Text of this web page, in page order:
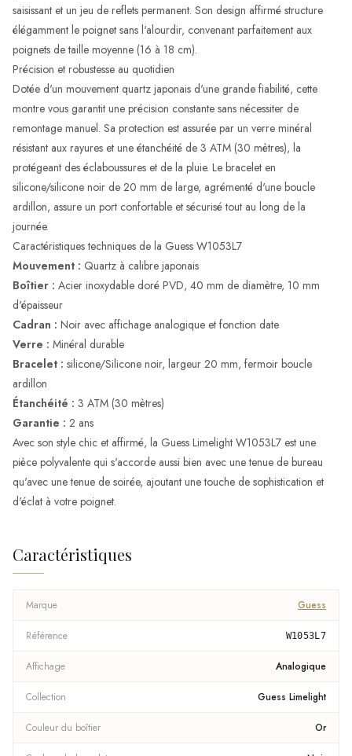
saisissant et un jeu de reflets permanent. Son design affirmé structure
élégamment le poignet sans l'alourdir, convenant parfaitement aux
poignets de taille moyenne (16 à 18 cm).
Précision et robustesse au quotidien
Dotée d'un mouvement quartz japonais d'une grande fiabilité, cette
montre vous garantit une précision constante sans nécessiter de
remontage manuel. Sa protection est assurée par un verre minéral
résistant aux rayures et une étanchéité de 3 ATM (30 mètres), la
protégeant des éclaboussures et de la pluie. Le bracelet en
silicone/silicone noir de 20 mm de large, agrémenté d'une boucle
ardillon, assure un port confortable et sécurisé tout au long de la
journée.
Caractéristiques techniques de la Guess W1053L7
Mouvement : Quartz à calibre japonais
Boîtier : Acier inoxydable doré PVD, 40 mm de diamètre, 10 mm
d'épaisseur
Cadran : Noir avec affichage analogique et fonction date
Verre : Minéral durable
Bracelet : silicone/Silicone noir, largeur 20 mm, fermoir boucle
ardillon
Étanchéité : 3 ATM (30 mètres)
Garantie : 2 ans
Avec son style chic et affirmé, la Guess Limelight W1053L7 est une
pièce polyvalente qui s'accorde aussi bien avec une tenue de bureau
qu'avec une tenue de soirée, ajoutant une touche de sophistication et
d'éclat à votre poignet.
Caractéristiques
Marque Guess
Référence W1053L7
Affichage Analogique
Collection Guess Limelight
Couleur du boîtier Or